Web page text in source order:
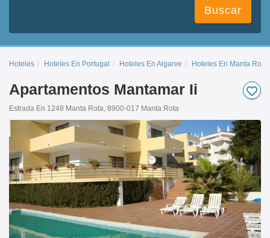
Buscar
Hoteles Hoteles En Portugal Hoteles En Algarve Hoteles En Manta Rota
Apartamentos Mantamar Ii
Estrada En 1248 Manta Rota, 8900-017 Manta Rota